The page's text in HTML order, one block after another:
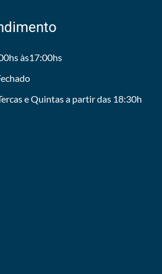
às17:00hs
e Quintas a partir das 18:30h